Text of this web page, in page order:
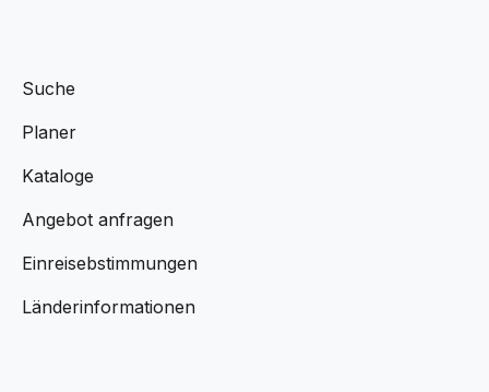
Suche
Planer
Kataloge
Angebot anfragen
Einreisebstimmungen
Länderinformationen